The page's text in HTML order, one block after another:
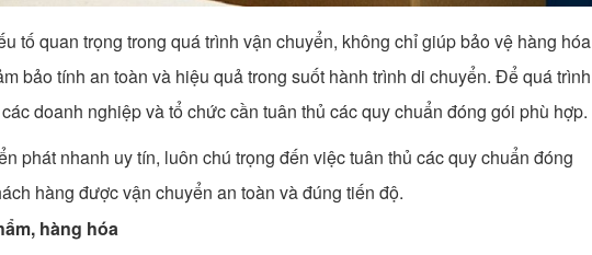
tố quan trọng trong quá trình vận chuyển, không chỉ giúp bảo vệ hàng hóa
bảo tính an toàn và hiệu quả trong suốt hành trình di chuyển. Để quá trình
doanh nghiệp và tổ chức cần tuân thủ các quy chuẩn đóng gói phù hợp.
phát nhanh uy tín, luôn chú trọng đến việc tuân thủ các quy chuẩn đóng
hàng được vận chuyển an toàn và đúng tiến độ.
hàng hóa